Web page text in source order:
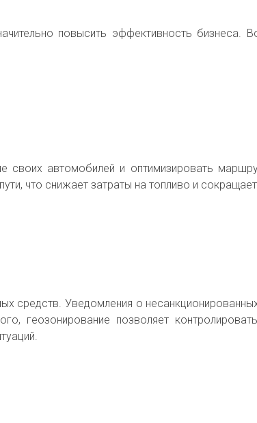
повысить эффективность бизнеса.
своих автомобилей и оптимизировать
что снижает затраты на топливо и
средств. Уведомления о
геозонирование позволяет